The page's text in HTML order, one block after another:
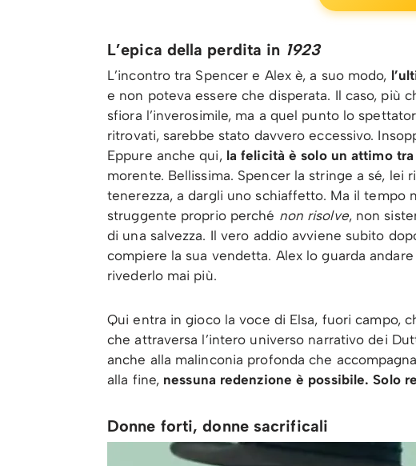
L’epica della perdita in 1923
L’incontro tra Spencer e Alex è, a suo modo,
e non poteva essere che disperata. Il caso, più
sfiora l’inverosimile, ma a quel punto lo
ritrovati, sarebbe stato davvero eccessivo.
Eppure anche qui, la felicità è solo un attimo
morente. Bellissima. Spencer la stringe a sé, lei
tenerezza, a dargli uno schiaffetto. Ma il tempo
struggente proprio perché non risolve, non
di una salvezza. Il vero addio avviene subito
compiere la sua vendetta. Alex lo guarda
rivederlo mai più.
Qui entra in gioco la voce di Elsa, fuori campo,
che attraversa l’intero universo narrativo dei
anche alla malinconia profonda che
alla fine, nessuna redenzione è possibile. Solo
Donne forti, donne sacrificali